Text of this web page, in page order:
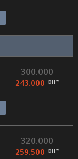
300.000
243.000 DH *
320.000
259.500 DH *